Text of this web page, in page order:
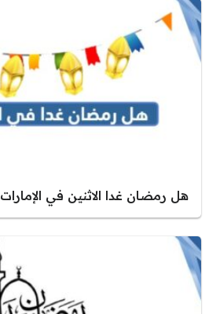
هل رمضان غدا الاثنين في الإمارات 2025